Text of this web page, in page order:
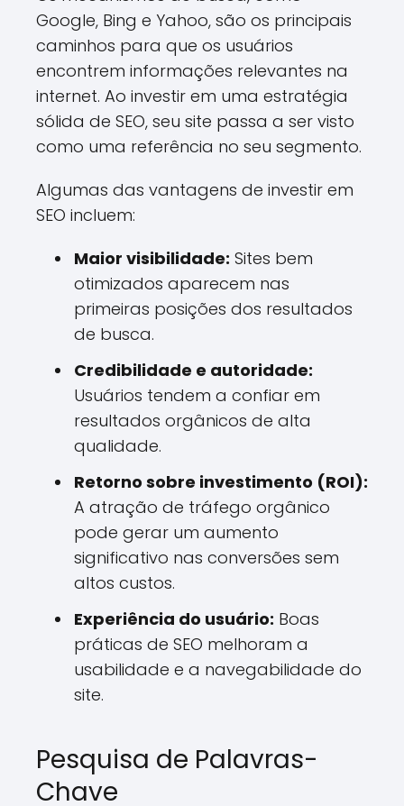
Google, Bing e Yahoo, são os principais
caminhos para que os usuários
encontrem informações relevantes na
internet. Ao investir em uma estratégia
sólida de SEO, seu site passa a ser visto
como uma referência no seu segmento.
Algumas das vantagens de investir em
SEO incluem:
Maior visibilidade: Sites bem
otimizados aparecem nas
primeiras posições dos resultados
de busca.
Credibilidade e autoridade:
Usuários tendem a confiar em
resultados orgânicos de alta
qualidade.
Retorno sobre investimento (ROI):
A atração de tráfego orgânico
pode gerar um aumento
significativo nas conversões sem
altos custos.
Experiência do usuário: Boas
práticas de SEO melhoram a
usabilidade e a navegabilidade do
site.
Pesquisa de Palavras-
Chave